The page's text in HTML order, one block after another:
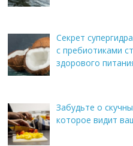
Секрет
с пребиотиками
здорового
Забудьте о
которое видит